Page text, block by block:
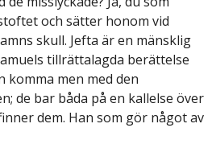
och sätter honom vid
skull. Jefta är en mänsklig
tillrättalagda berättelse
komma men med den
de bar båda på en kallelse över
dem. Han som gör något av